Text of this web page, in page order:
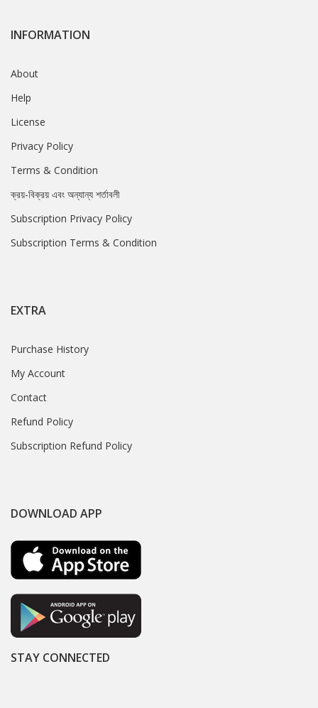
INFORMATION
About
Help
License
Privacy Policy
Terms & Condition
ক্রয়-বিক্রয় এবং অন্যান্য শর্তাবলী
Subscription Privacy Policy
Subscription Terms & Condition
EXTRA
Purchase History
My Account
Contact
Refund Policy
Subscription Refund Policy
DOWNLOAD APP
STAY CONNECTED